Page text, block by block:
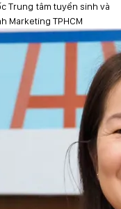
Trung tâm tuyển sinh và
Marketing TPHCM